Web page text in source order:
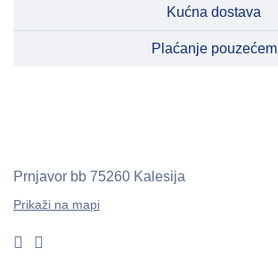
Kućna dostava
Plaćanje pouzećem
Prnjavor bb 75260 Kalesija
Prikaži na mapi